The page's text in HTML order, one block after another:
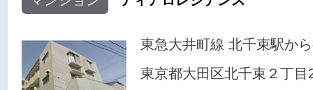
東急大井町線 北千束駅か
東京都大田区北千束２丁目